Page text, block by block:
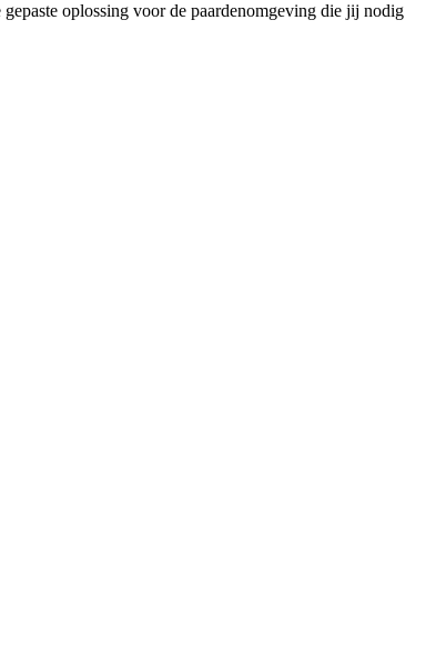
oplossing voor de paardenomgeving die jij nodig